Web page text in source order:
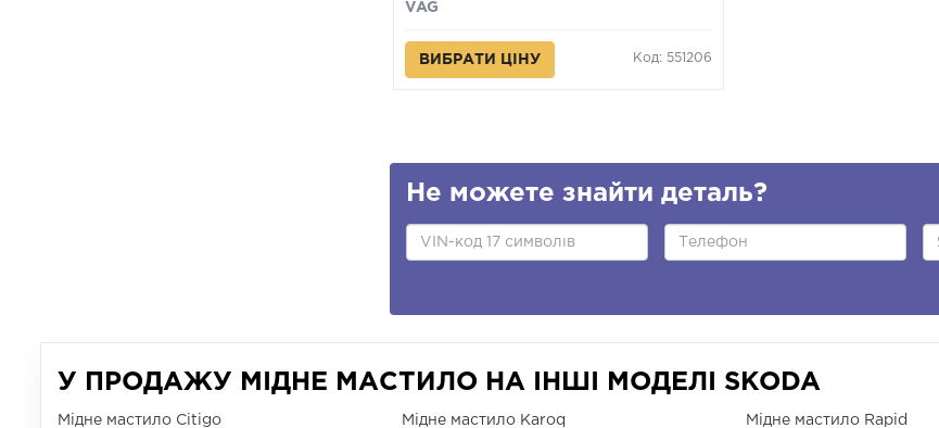
VAG
ВИБРАТИ ЦІНУ Код: 551206
Не можете знайти деталь?
У ПРОДАЖУ МІДНЕ МАСТИЛО НА ІНШІ МОДЕЛІ SKODA
Мідне мастило Citigo
Мідне мастило Karoq
Мідне мастило Rapid